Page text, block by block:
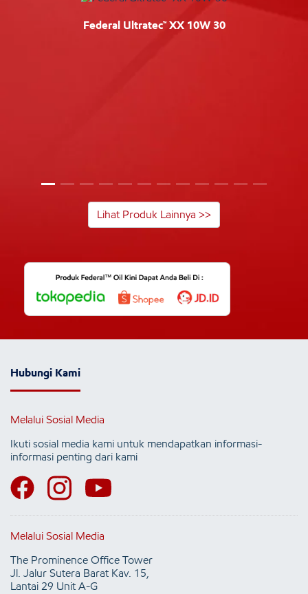
Federal Ultratec™ XX 10W 30
Lihat Produk Lainnya >>
Hubungi Kami
Melalui Sosial Media
Ikuti sosial media kami untuk mendapatkan informasi-
informasi penting dari kami
Melalui Sosial Media
The Prominence Office Tower
Jl. Jalur Sutera Barat Kav. 15,
Lantai 29 Unit A-G